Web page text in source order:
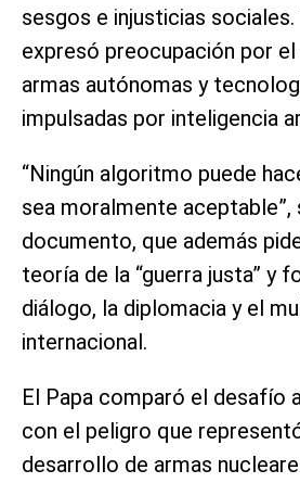
sesgos e injusticias sociales.
expresó preocupación por
armas autónomas y
impulsadas por inteligencia
“Ningún algoritmo puede
sea moralmente aceptable”,
documento, que además
teoría de la “guerra justa” y
diálogo, la diplomacia y el
internacional.
El Papa comparó el desafío
con el peligro que
desarrollo de armas